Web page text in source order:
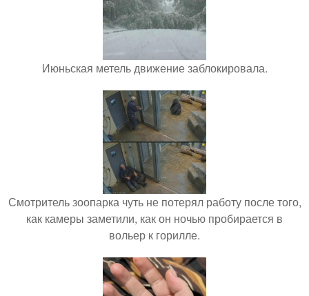
Июньская метель движение заблокировала.
Смотритель зоопарка чуть не потерял работу после того,
как камеры заметили, как он ночью пробирается в
вольер к горилле.